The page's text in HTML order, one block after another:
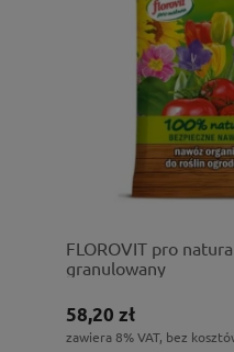
FLOROVIT pro
granulowany
58,20 zł
zawiera 8% VAT, bez